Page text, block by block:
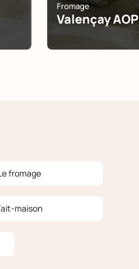
Fromage
Valençay AOP
fromage
maison